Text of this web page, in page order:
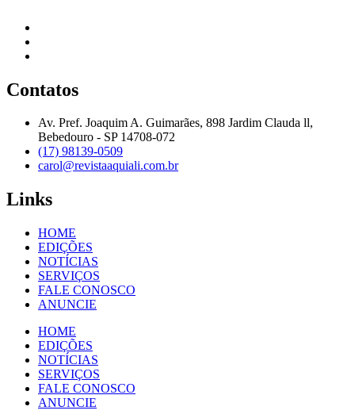
Contatos
Av. Pref. Joaquim A. Guimarães, 898 Jardim Clauda ll,
Bebedouro - SP 14708-072
(17) 98139-0509
carol@revistaaquiali.com.br
Links
HOME
EDIÇÕES
NOTÍCIAS
SERVIÇOS
FALE CONOSCO
ANUNCIE
HOME
EDIÇÕES
NOTÍCIAS
SERVIÇOS
FALE CONOSCO
ANUNCIE